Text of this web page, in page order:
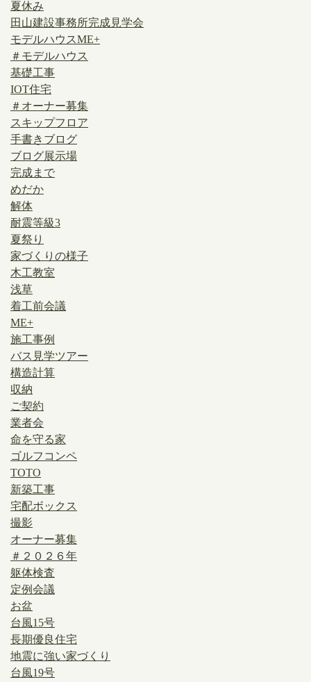
夏休み
田山建設事務所完成見学会
モデルハウスME+
＃モデルハウス
基礎工事
IOT住宅
＃オーナー募集
スキップフロア
手書きブログ
ブログ展示場
完成まで
めだか
解体
耐震等級3
夏祭り
家づくりの様子
木工教室
浅草
着工前会議
ME+
施工事例
バス見学ツアー
構造計算
収納
ご契約
業者会
命を守る家
ゴルフコンペ
TOTO
新築工事
宅配ボックス
撮影
オーナー募集
＃２０２６年
躯体検査
定例会議
お盆
台風15号
長期優良住宅
地震に強い家づくり
台風19号